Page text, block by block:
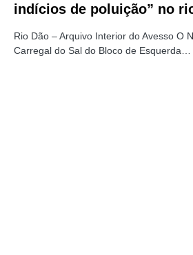
indícios de poluição” no
Rio Dão – Arquivo Interior do Avesso O
Carregal do Sal do Bloco de Esquerda…